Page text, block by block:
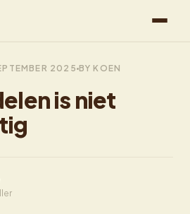
2025 BY KOEN
is niet